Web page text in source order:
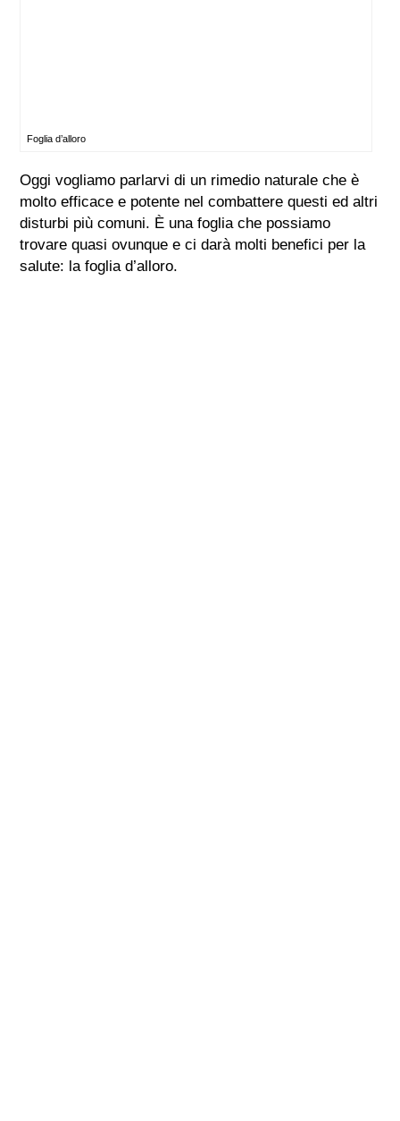
Foglia d’alloro
Oggi vogliamo parlarvi di un rimedio naturale che è
molto efficace e potente nel combattere questi ed altri
disturbi più comuni. È una foglia che possiamo
trovare quasi ovunque e ci darà molti benefici per la
salute: la foglia d’alloro.